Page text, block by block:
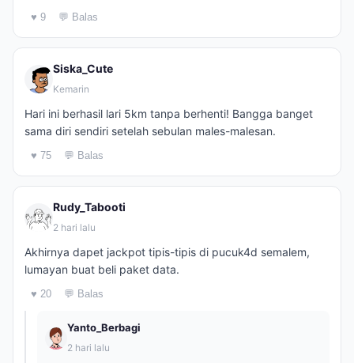
♥ 9 💬 Balas
Siska_Cute
Kemarin
Hari ini berhasil lari 5km tanpa berhenti! Bangga banget
sama diri sendiri setelah sebulan males-malesan.
♥ 75 💬 Balas
Rudy_Tabooti
2 hari lalu
Akhirnya dapet jackpot tipis-tipis di pucuk4d semalem,
lumayan buat beli paket data.
♥ 20 💬 Balas
Yanto_Berbagi
2 hari lalu